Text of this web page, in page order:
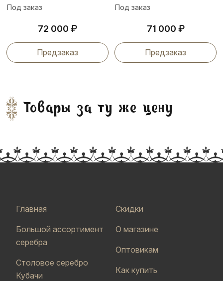
Под заказ
72 000 ₽
Предзаказ
Под заказ
71 000 ₽
Предзаказ
Товары за ту же цену
Главная
Большой ассортимент
серебра
Столовое серебро
Кубачи
Скидки
О магазине
Оптовикам
Как купить